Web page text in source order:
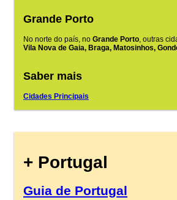
Grande Porto
No norte do país, no Grande Porto, outras
Vila Nova de Gaia, Braga, Matosinhos,
Saber mais
Cidades Principais
+ Portugal
Guia de Portugal